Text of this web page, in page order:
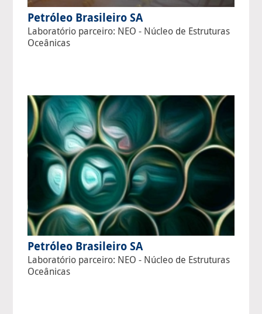
Petróleo Brasileiro SA
Laboratório parceiro: NEO - Núcleo de Estruturas
Oceânicas
Petróleo Brasileiro SA
Laboratório parceiro: NEO - Núcleo de Estruturas
Oceânicas